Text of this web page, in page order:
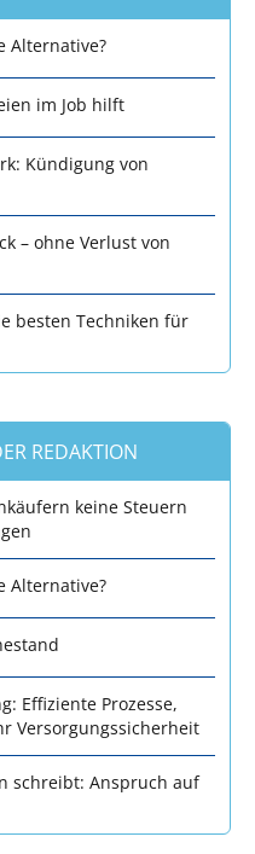
Alternative?
im Job hilft
Kündigung von
– ohne Verlust von
besten Techniken für
REDAKTION
keine Steuern
Alternative?
Effiziente Prozesse,
Versorgungssicherheit
schreibt: Anspruch auf